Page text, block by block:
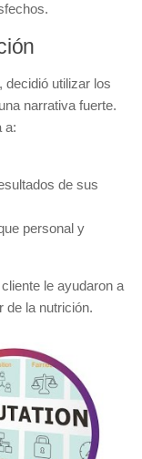
decidió utilizar los
narrativa fuerte.
a:
de sus
personal y
le ayudaron a
de la nutrición.